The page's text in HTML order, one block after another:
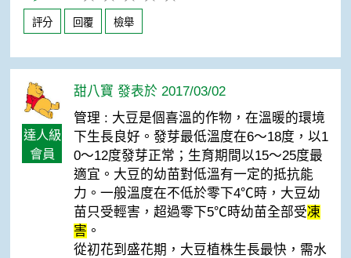
評分 回覆 檢舉
達人級
會員
甜八寶 發表於 2017/03/02
管理 : 大豆是個喜溫的作物，在溫暖的環境
下生長良好。發芽最低溫度在6～18度，以1
0～12度發芽正常；生育期間以15～25度最
適宜。大豆的幼苗對低溫有一定的抵抗能
力。一般溫度在不低於零下4℃時，大豆幼
苗只受輕害，超過零下5℃時幼苗全部受凍
害 。
從初花到盛花期，大豆植株生長最快，需水